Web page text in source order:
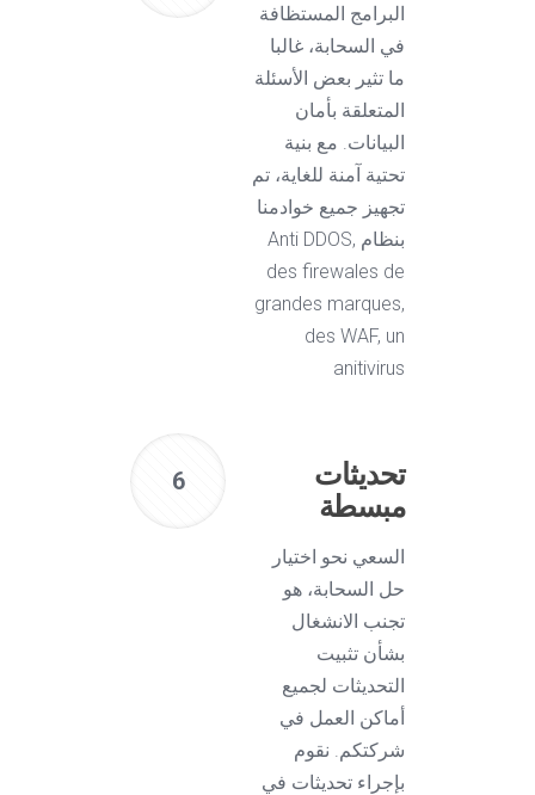
البرامج المستظافة
في السحابة، غالبا
ما تثير بعض الأسئلة
المتعلقة بأمان
البيانات. مع بنية
تحتية آمنة للغاية، تم
تجهيز جميع خوادمنا
بنظام Anti DDOS,
des firewales de
grandes marques,
des WAF, un
anitivirus
6
تحديثات
مبسطة
السعي نحو اختيار
حل السحابة، هو
تجنب الانشغال
بشأن تثبيت
التحديثات لجميع
أماكن العمل في
شركتكم. نقوم
بإجراء تحديثات في